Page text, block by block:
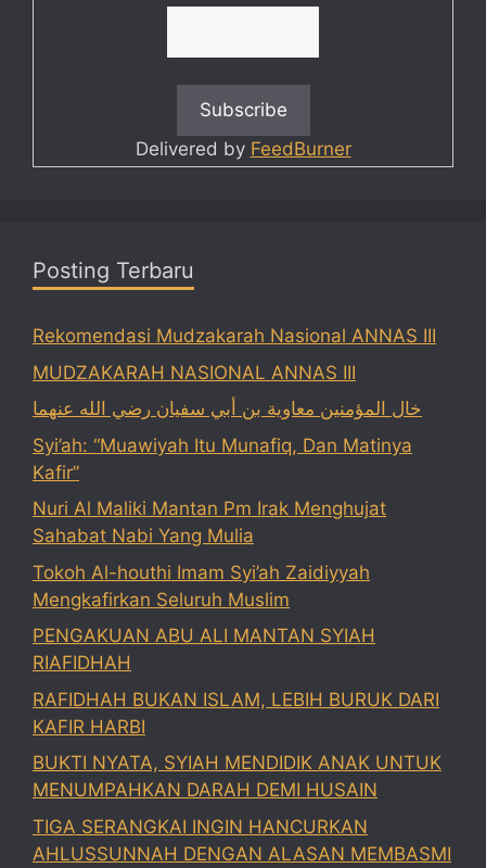
Delivered by FeedBurner
Posting Terbaru
Rekomendasi Mudzakarah Nasional ANNAS III
MUDZAKARAH NASIONAL ANNAS III
خال المؤمنين معاوية بن أبي سفيان رضي الله عنهما
Syi’ah: “Muawiyah Itu Munafiq, Dan Matinya
Kafir”
Nuri Al Maliki Mantan Pm Irak Menghujat
Sahabat Nabi Yang Mulia
Tokoh Al-houthi Imam Syi’ah Zaidiyyah
Mengkafirkan Seluruh Muslim
PENGAKUAN ABU ALI MANTAN SYIAH
RIAFIDHAH
RAFIDHAH BUKAN ISLAM, LEBIH BURUK DARI
KAFIR HARBI
BUKTI NYATA, SYIAH MENDIDIK ANAK UNTUK
MENUMPAHKAN DARAH DEMI HUSAIN
TIGA SERANGKAI INGIN HANCURKAN
AHLUSSUNNAH DENGAN ALASAN MEMBASMI